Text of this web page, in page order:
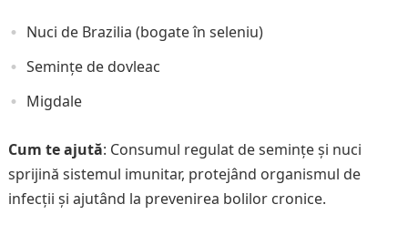
Nuci de Brazilia (bogate în seleniu)
Semințe de dovleac
Migdale
Cum te ajută: Consumul regulat de semințe și nuci
sprijină sistemul imunitar, protejând organismul de
infecții și ajutând la prevenirea bolilor cronice.